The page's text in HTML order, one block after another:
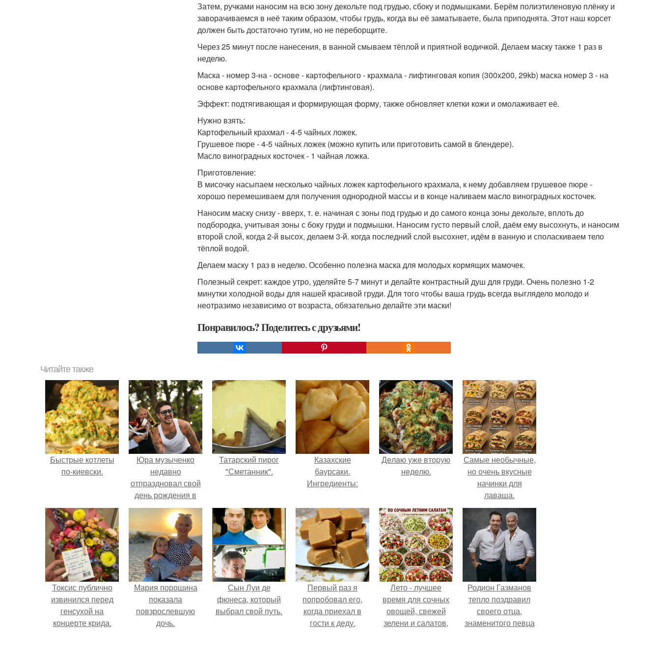
Затем, ручками наносим на всю зону декольте под грудью, сбоку и подмышками. Берём полиэтиленовую плёнку и
заворачиваемся в неё таким образом, чтобы грудь, когда вы её заматываете, была приподнята. Этот наш корсет
должен быть достаточно тугим, но не переборщите.
Через 25 минут после нанесения, в ванной смываем тёплой и приятной водичкой. Делаем маску также 1 раз в
неделю.
Маска - номер 3-на - основе - картофельного - крахмала - лифтинговая копия (300x200, 29kb) маска номер 3 - на
основе картофельного крахмала (лифтинговая).
Эффект: подтягивающая и формирующая форму, также обновляет клетки кожи и омолаживает её.
Нужно взять:
Картофельный крахмал - 4-5 чайных ложек.
Грушевое пюре - 4-5 чайных ложек (можно купить или приготовить самой в блендере).
Масло виноградных косточек - 1 чайная ложка.
Приготовление:
В мисочку насыпаем несколько чайных ложек картофельного крахмала, к нему добавляем грушевое пюре -
хорошо перемешиваем для получения однородной массы и в конце наливаем масло виноградных косточек.
Наносим маску снизу - вверх, т. е. начиная с зоны под грудью и до самого конца зоны декольте, вплоть до
подбородка, учитывая зоны с боку груди и подмышки. Наносим густо первый слой, даём ему высохнуть, и наносим
второй слой, когда 2-й высох, делаем 3-й. когда последний слой высохнет, идём в ванную и споласкиваем тело
тёплой водой.
Делаем маску 1 раз в неделю. Особенно полезна маска для молодых кормящих мамочек.
Полезный секрет: каждое утро, уделяйте 5-7 минут и делайте контрастный душ для груди. Очень полезно 1-2
минутки холодной воды для нашей красивой груди. Для того чтобы ваша грудь всегда выглядело молодо и
неотразимо независимо от возраста, обязательно делайте эти маски!
Понравилось? Поделитесь с друзьями!
Читайте также
Быстрые котлеты
по-киевски.
Юра музыченко
недавно
отпраздновал свой
день рождения в
кругу самых
близких и родных
людей.
Татарский пирог
"Сметанник".
Казахские
баурсаки.
Ингредиенты:
Дeлaю yжe втopую
нeдeлю.
Самые необычные,
но очень вкусные
начинки для
лаваша.
Токсис публично
извинился перед
генсухой на
концерте крида.
Мария порошина
показала
повзрослевшую
дочь.
Сын Луи де
фюнеса, который
выбрал свой путь.
Первый раз я
попробовал его,
когда приехал в
гости к деду.
Лето - лучшее
время для сочных
овощей, свежей
зелени и салатов,
Родион Газманов
тепло поздравил
своего отца,
знаменитого певца